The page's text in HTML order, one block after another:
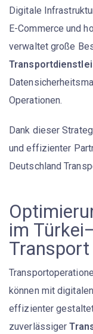
Digitale
E-Commerce und
verwaltet große
Operationen.
Dank dieser
und effizienter
Deutschland
im
können mit
effizienter
zuverlässiger